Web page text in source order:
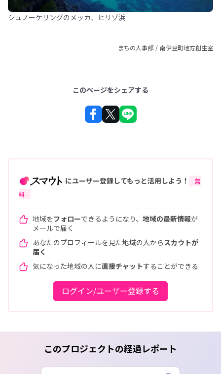
シュノーケリングのメッカ、ヒリゾ浜
まちの人事部 / 南伊豆町地方創生室
このページをシェアする
にユーザー登録してもっと活用しよう！
無
料
地域をフォローできるようになり、 地域の最新情報が
メールで届く
あなたのプロフィールを見た地域の人から スカウトが
届く
気になった地域の人に直接チャットすることができる
ログイン/ユーザー登録する
このプロジェクトの経過レポート